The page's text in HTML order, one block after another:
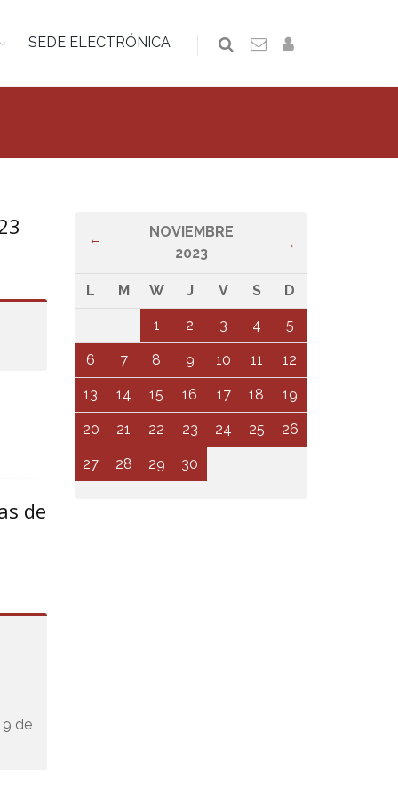
SEDE ELECTRÓNICA
de
9 de
← →
NOVIEMBRE
2023
L M W J V S D
1 2 3 4 5
6 7 8 9 10 11 12
13 14 15 16 17 18 19
20 21 22 23 24 25 26
27 28 29 30